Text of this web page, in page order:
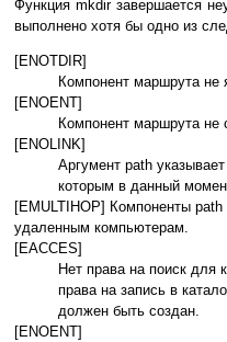
Функция mkdir завершается
выполнено хотя бы одно из
[ENOTDIR]
Компонент маршрута не
[ENOENT]
Компонент маршрута не
[ENOLINK]
Аргумент path
которым в данный
[EMULTIHOP] Компоненты
удаленным компьютерам.
[EACCES]
Нет права на поиск для
права на запись в
должен быть создан.
[ENOENT]